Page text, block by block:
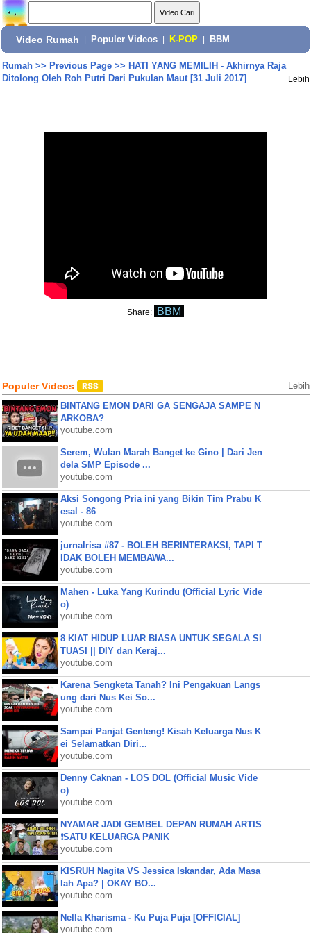
Video Rumah Populer Videos K-POP BBM
Rumah>> Previous Page>> HATI YANG MEMILIH - Akhirnya Raja
Ditolong Oleh Roh Putri Dari Pukulan Maut [31 Juli 2017]
Lebih
Share: BBM
Populer Videos Lebih
BINTANG EMON DARI GA SENGAJA SAMPE N
ARKOBA?
youtube.com
Serem, Wulan Marah Banget ke Gino | Dari Jen
dela SMP Episode ...
youtube.com
Aksi Songong Pria ini yang Bikin Tim Prabu K
esal - 86
youtube.com
jurnalrisa #87 - BOLEH BERINTERAKSI, TAPI T
IDAK BOLEH MEMBAWA...
youtube.com
Mahen - Luka Yang Kurindu (Official Lyric Vide
o)
youtube.com
8 KIAT HIDUP LUAR BIASA UNTUK SEGALA SI
TUASI || DIY dan Keraj...
youtube.com
Karena Sengketa Tanah? Ini Pengakuan Langs
ung dari Nus Kei So...
youtube.com
Sampai Panjat Genteng! Kisah Keluarga Nus K
ei Selamatkan Diri...
youtube.com
Denny Caknan - LOS DOL (Official Music Vide
o)
youtube.com
NYAMAR JADI GEMBEL DEPAN RUMAH ARTIS
❗SATU KELUARGA PANIK
youtube.com
KISRUH Nagita VS Jessica Iskandar, Ada Masa
lah Apa? | OKAY BO...
youtube.com
Nella Kharisma - Ku Puja Puja [OFFICIAL]
youtube.com